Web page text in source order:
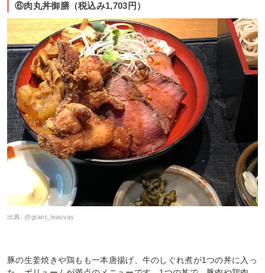
⑥肉丸丼御膳（税込み1,703円）
出典: @grant_leauvas
豚の生姜焼きや鶏もも一本唐揚げ、牛のしぐれ煮が1つの丼に入っ